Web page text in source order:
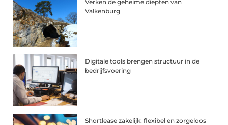
Verken de geheime diepten van
Valkenburg
Digitale tools brengen structuur in de
bedrijfsvoering
Shortlease zakelijk: flexibel en zorgeloos